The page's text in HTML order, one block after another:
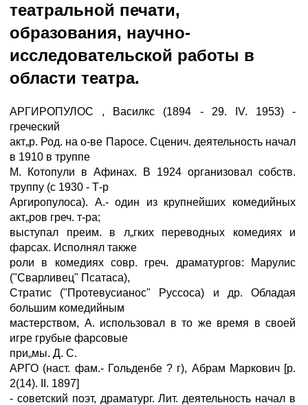
театральной печати,
образования, научно-
исследовательской работы в
области театра.
АРГИРОПУЛОС , Василкс (1894 - 29. IV. 1953) -
греческий
акт„р. Род. на о-ве Паросе. Сценич. деятельность начал
в 1910 в труппе
М. Котопули в Афинах. В 1924 организовал собств.
труппу (с 1930 - Т-р
Аргиропулоса). А.- один из крупнейших комедийных
акт„ров греч. т-ра;
выступал преим. в л„гких переводных комедиях и
фарсах. Исполнял также
роли в комедиях совр. греч. драматургов: Марулис
("Сварливец" Псатаса),
Стратис ("Протевусианос" Руссоса) и др. Обладая
большим комедийным
мастерством, А. использовал в то же время в своей
игре грубые фарсовые
при„мы. Д. С.
АРГО (наст. фам.- Гольденбе ? г), Абрам Маркович [р.
2(14). II. 1897]
- советский поэт, драматург. Лит. деятельность начал в